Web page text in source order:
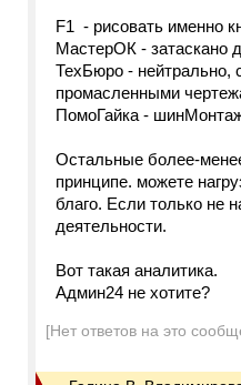
F1 - рисовать именно
МастерОК - затаскано
ТехБюро - нейтрально,
промасленными
ПомоГайка -
Остальные более-менее
принципе. можете
благо. Если только не
деятельности.
Вот такая аналитика.
Админ24 не хотите?
[Нет ответов на это